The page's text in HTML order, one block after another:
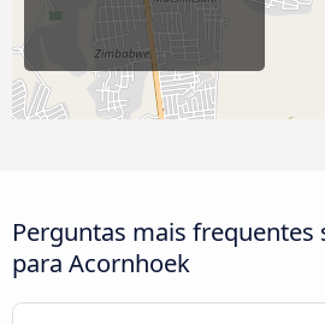
Perguntas mais frequentes
para Acornhoek